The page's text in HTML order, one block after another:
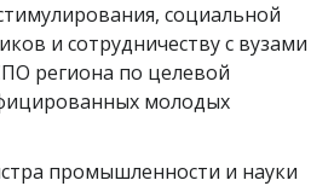
социальной
и сотрудничеству с вузами
региона по целевой
молодых
промышленности и науки